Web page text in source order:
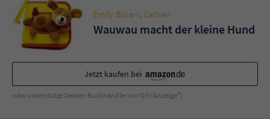
Emily Bolam, Carlsen
Wauwau macht der kleine Hund
Jetzt kaufen bei
oder unterstütze Deinen Buchhändler vor Ort (Anzeige*)